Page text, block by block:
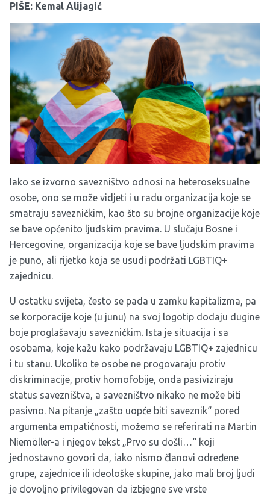
PIŠE: Kemal Alijagić
Iako se izvorno savezništvo odnosi na heteroseksualne
osobe, ono se može vidjeti i u radu organizacija koje se
smatraju savezničkim, kao što su brojne organizacije koje
se bave općenito ljudskim pravima. U slučaju Bosne i
Hercegovine, organizacija koje se bave ljudskim pravima
je puno, ali rijetko koja se usudi podržati LGBTIQ+
zajednicu.
U ostatku svijeta, često se pada u zamku kapitalizma, pa
se korporacije koje (u junu) na svoj logotip dodaju dugine
boje proglašavaju savezničkim. Ista je situacija i sa
osobama, koje kažu kako podržavaju LGBTIQ+ zajednicu
i tu stanu. Ukoliko te osobe ne progovaraju protiv
diskriminacije, protiv homofobije, onda pasiviziraju
status savezništva, a savezništvo nikako ne može biti
pasivno. Na pitanje „zašto uopće biti saveznik“ pored
argumenta empatičnosti, možemo se referirati na Martin
Niemöller-a i njegov tekst „Prvo su došli…“ koji
jednostavno govori da, iako nismo članovi određene
grupe, zajednice ili ideološke skupine, jako mali broj ljudi
je dovoljno privilegovan da izbjegne sve vrste